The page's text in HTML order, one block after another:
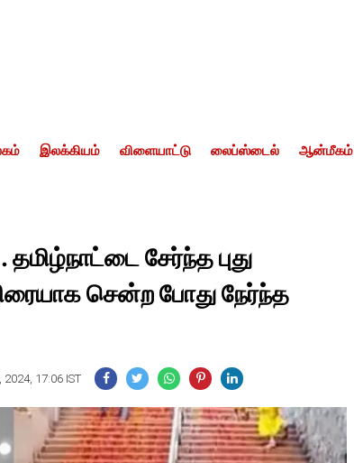
இலக்கியம் விளையாட்டு லைப்ஸ்டைல் ஆன்மீகம்
தமிழ்நாட்டை சேர்ந்த புது
சென்ற போது நேர்ந்த
17:06 IST